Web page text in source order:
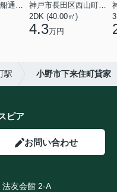
神戸市長田区御船通３丁目
神戸市長田区西山町４丁目
2DK (40.00㎡)
4.3万円
駅 小野市下来住町貸家
ピア
お問い合わせ
友会館 2-A